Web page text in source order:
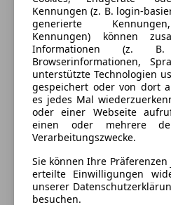
Elektrische Seitenspiegel
Getönte Scheiben
Klimaautomatik
Lederlenkrad
Lichtsensor
Multifunktionslenkrad
Navigationssystem
Regensensor
Sitzheizung
Tempomat
Unterhaltung/Media
Lackierung
Farbe der
Innenausstattung
Innenausstattung
Fahrzeugbeschreibung
FINANZIERUNG mit oder
möglich:
Kennungen (z. B. login-
generierte
Kennungen) können
Informationen (z.
Browserinformationen,
unterstützte Technologien
gespeichert oder von dort
es jedes Mal
oder einer Webseite
einen oder mehrere
Verarbeitungszwecke.
Sie können Ihre
erteilte Einwilligungen
unserer
besuchen.